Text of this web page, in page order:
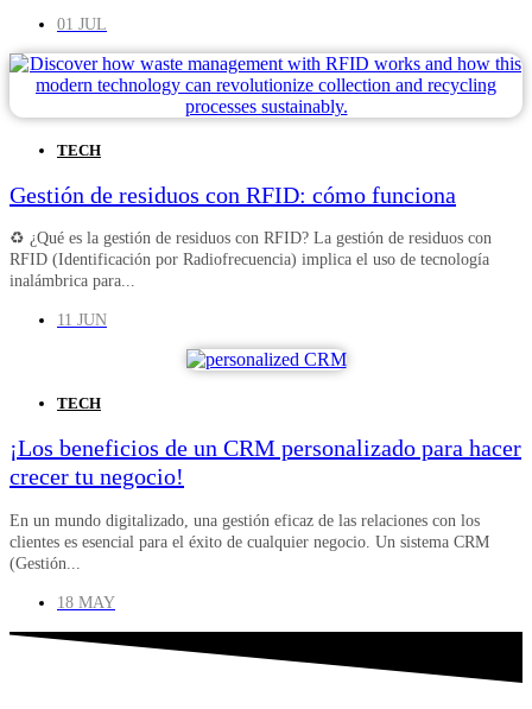
01 JUL
TECH
Gestión de residuos con RFID: cómo funciona
♻️ ¿Qué es la gestión de residuos con RFID? La gestión de residuos con
RFID (Identificación por Radiofrecuencia) implica el uso de tecnología
inalámbrica para...
11 JUN
TECH
¡Los beneficios de un CRM personalizado para hacer
crecer tu negocio!
En un mundo digitalizado, una gestión eficaz de las relaciones con los
clientes es esencial para el éxito de cualquier negocio. Un sistema CRM
(Gestión...
18 MAY